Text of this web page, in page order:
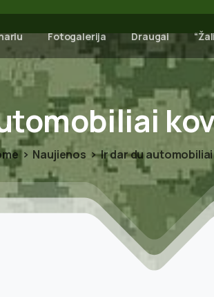
Fotogalerija Draugai
Naujienos Ir dar du